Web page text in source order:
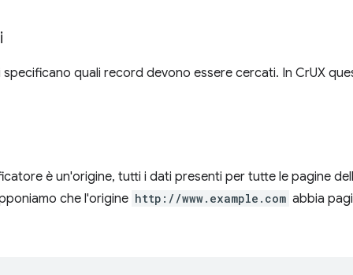
quali record devono essere cercati. In CrUX
è un'origine, tutti i dati presenti per tutte le pagine
che l'origine http://www.example.com abbia